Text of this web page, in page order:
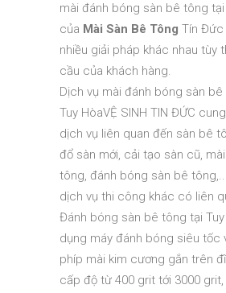
mài đánh bóng sàn bê tông tại
của Mài Sàn Bê Tông Tín Đức
nhiều giải pháp khác nhau tùy
cầu của khách hàng.
Dịch vụ mài đánh bóng sàn
Tuy HòaVỆ SINH TIN ĐỨC
dịch vụ liên quan đến sàn bê
đổ sàn mới, cải tạo sàn cũ,
tông, đánh bóng sàn bê
dịch vụ thi công khác có liên
Đánh bóng sàn bê tông tại
dụng máy đánh bóng siêu tốc
phíp mài kim cương gắn trên
cấp độ từ 400 grit tới 3000